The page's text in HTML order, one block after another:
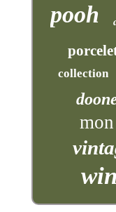
pooh
collection